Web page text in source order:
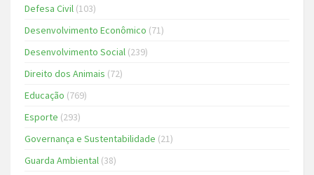
Defesa Civil (103)
Desenvolvimento Econômico (71)
Desenvolvimento Social (239)
Direito dos Animais (72)
Educação (769)
Esporte (293)
Governança e Sustentabilidade (21)
Guarda Ambiental (38)